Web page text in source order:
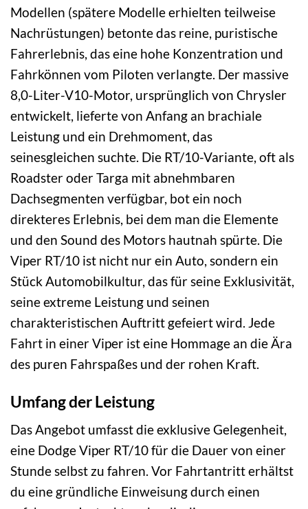
Modellen (spätere Modelle erhielten teilweise
Nachrüstungen) betonte das reine, puristische
Fahrerlebnis, das eine hohe Konzentration und
Fahrkönnen vom Piloten verlangte. Der massive
8,0-Liter-V10-Motor, ursprünglich von Chrysler
entwickelt, lieferte von Anfang an brachiale
Leistung und ein Drehmoment, das
seinesgleichen suchte. Die RT/10-Variante, oft als
Roadster oder Targa mit abnehmbaren
Dachsegmenten verfügbar, bot ein noch
direkteres Erlebnis, bei dem man die Elemente
und den Sound des Motors hautnah spürte. Die
Viper RT/10 ist nicht nur ein Auto, sondern ein
Stück Automobilkultur, das für seine Exklusivität,
seine extreme Leistung und seinen
charakteristischen Auftritt gefeiert wird. Jede
Fahrt in einer Viper ist eine Hommage an die Ära
des puren Fahrspaßes und der rohen Kraft.
Umfang der Leistung
Das Angebot umfasst die exklusive Gelegenheit,
eine Dodge Viper RT/10 für die Dauer von einer
Stunde selbst zu fahren. Vor Fahrtantritt erhältst
du eine gründliche Einweisung durch einen